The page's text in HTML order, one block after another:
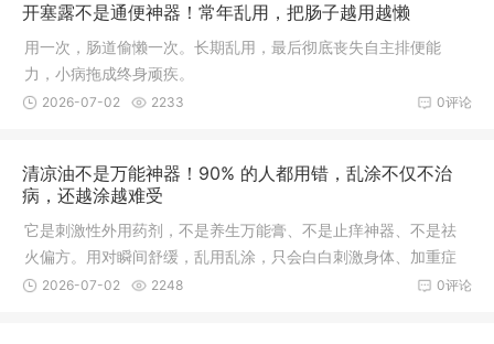
开塞露不是通便神器！常年乱用，把肠子越用越懒
用一次，肠道偷懒一次。长期乱用，最后彻底丧失自主排便能
力，小病拖成终身顽疾。
0评论
2026-07-02 2233
清凉油不是万能神器！90% 的人都用错，乱涂不仅不治
病，还越涂越难受
它是刺激性外用药剂，不是养生万能膏、不是止痒神器、不是祛
火偏方。用对瞬间舒缓，乱用乱涂，只会白白刺激身体、加重症
状。
0评论
2026-07-02 2248